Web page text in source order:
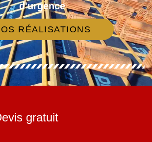
d'urgence
RÉALISATIONS
gratuit